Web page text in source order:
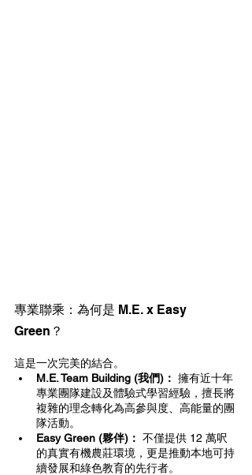
專業聯乘：為何是 M.E. x Easy
Green？
這是一次完美的結合。
M.E. Team Building (我們)： 擁有近十年
專業團隊建設及體驗式學習經驗，擅長將
複雜的理念轉化為高參與度、高能量的團
隊活動。
Easy Green (夥伴)： 不僅提供 12 萬呎
的真實有機農莊環境，更是推動本地可持
續發展和綠色教育的先行者。